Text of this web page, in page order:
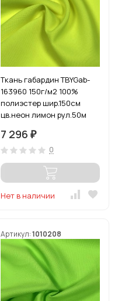
Ткань габардин TBYGab-
163960 150г/м2 100%
полиэстер шир.150см
цв.неон лимон рул.50м
7 296 ₽
0
Нет в наличии
Артикул:1010208